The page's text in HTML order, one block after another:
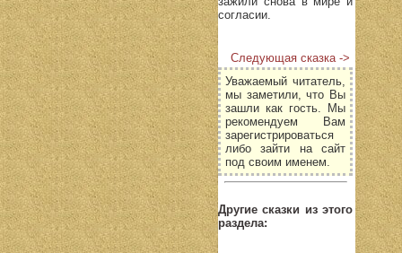
согласии.
Следующая сказка ->
Уважаемый читатель,
мы заметили, что Вы
зашли как гость. Мы
рекомендуем Вам
зарегистрироваться
либо зайти на сайт
под своим именем.
Другие сказки из этого
раздела: